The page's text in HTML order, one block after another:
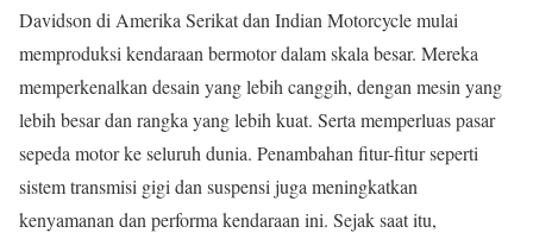
Davidson di Amerika Serikat dan Indian Motorcycle mulai
memproduksi kendaraan bermotor dalam skala besar. Mereka
memperkenalkan desain yang lebih canggih, dengan mesin yang
lebih besar dan rangka yang lebih kuat. Serta memperluas pasar
sepeda motor ke seluruh dunia. Penambahan fitur-fitur seperti
sistem transmisi gigi dan suspensi juga meningkatkan
kenyamanan dan performa kendaraan ini. Sejak saat itu,